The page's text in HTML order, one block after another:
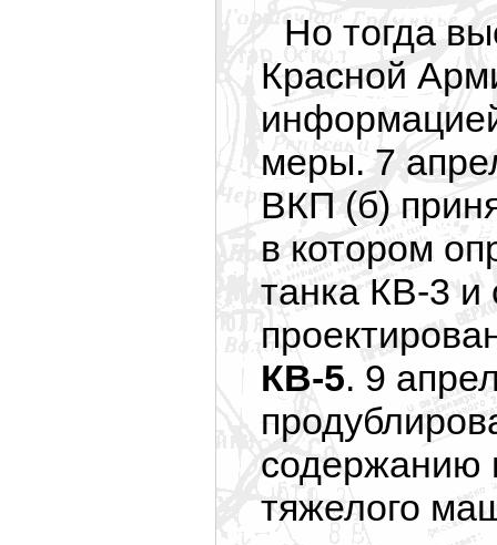
Но тогда
Красной
меры. 7
ВКП (б)
в котором
танка КВ-3 и
КВ-5. 9
содержанию
тяжелого